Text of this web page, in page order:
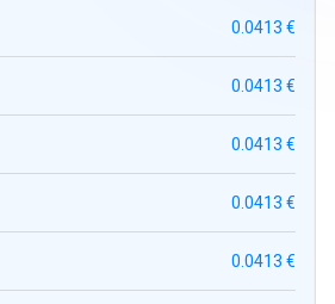
0.0413 €
0.0413 €
0.0413 €
0.0413 €
0.0413 €